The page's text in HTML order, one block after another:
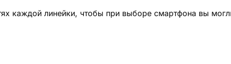
каждой линейки, чтобы при выборе смартфона вы